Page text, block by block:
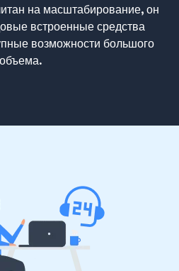
на масштабирование, он
встроенные средства
возможности большого
объема.